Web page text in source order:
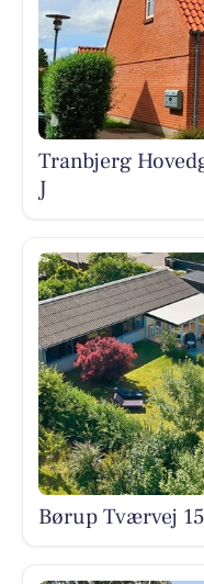
Tranbjerg
J
Børup Tværvej